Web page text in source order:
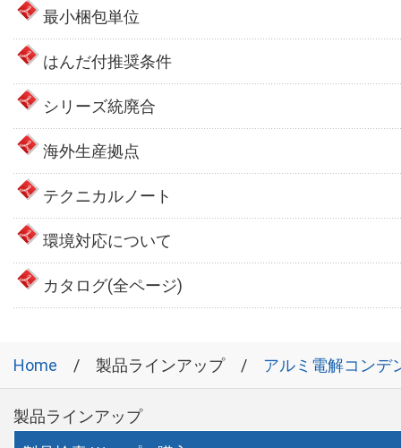
最小梱包単位
はんだ付推奨条件
シリーズ統廃合
海外生産拠点
テクニカルノート
環境対応について
カタログ(全ページ)
Home 製品ラインアップ アルミ電解コンデ
製品ラインアップ